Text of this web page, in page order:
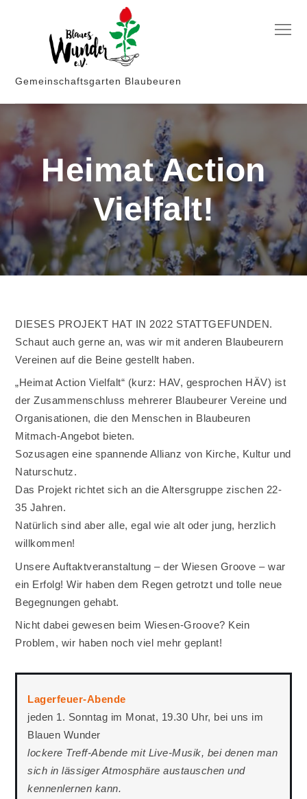
Gemeinschaftsgarten Blaubeuren
Menu
Heimat Action
Vielfalt!
DIESES PROJEKT HAT IN 2022 STATTGEFUNDEN.
Schaut auch gerne an, was wir mit anderen Blaubeurern
Vereinen auf die Beine gestellt haben.
„Heimat Action Vielfalt“ (kurz: HAV, gesprochen HÄV) ist
der Zusammenschluss mehrerer Blaubeurer Vereine und
Organisationen, die den Menschen in Blaubeuren
Mitmach-Angebot bieten.
Sozusagen eine spannende Allianz von Kirche, Kultur und
Naturschutz.
Das Projekt richtet sich an die Altersgruppe zischen 22-
35 Jahren.
Natürlich sind aber alle, egal wie alt oder jung, herzlich
willkommen!
Unsere Auftaktveranstaltung – der Wiesen Groove – war
ein Erfolg! Wir haben dem Regen getrotzt und tolle neue
Begegnungen gehabt.
Nicht dabei gewesen beim Wiesen-Groove? Kein
Problem, wir haben noch viel mehr geplant!
Lagerfeuer-Abende
jeden 1. Sonntag im Monat, 19.30 Uhr, bei uns im
Blauen Wunder
lockere Treff-Abende mit Live-Musik, bei denen man
sich in lässiger Atmosphäre austauschen und
kennenlernen kann.